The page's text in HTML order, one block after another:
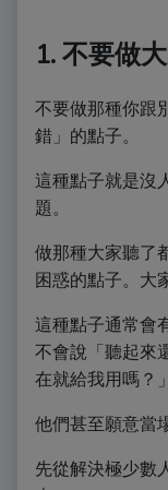
1. 不要做
不要做那種你跟
錯」的點子。
這種點子就是沒
題。
做那種大家聽了
困惑的點子。大
這種點子通常會
不會說「聽起來
在就給我用嗎？」
他們甚至願意當
先從解決極少數